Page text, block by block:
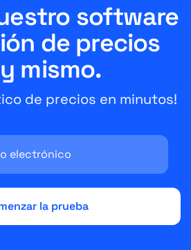
software
de precios
mismo.
de precios en minutos!